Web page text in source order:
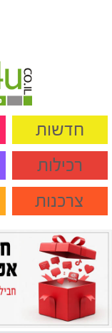
חדשות
רכילות
צרכנות